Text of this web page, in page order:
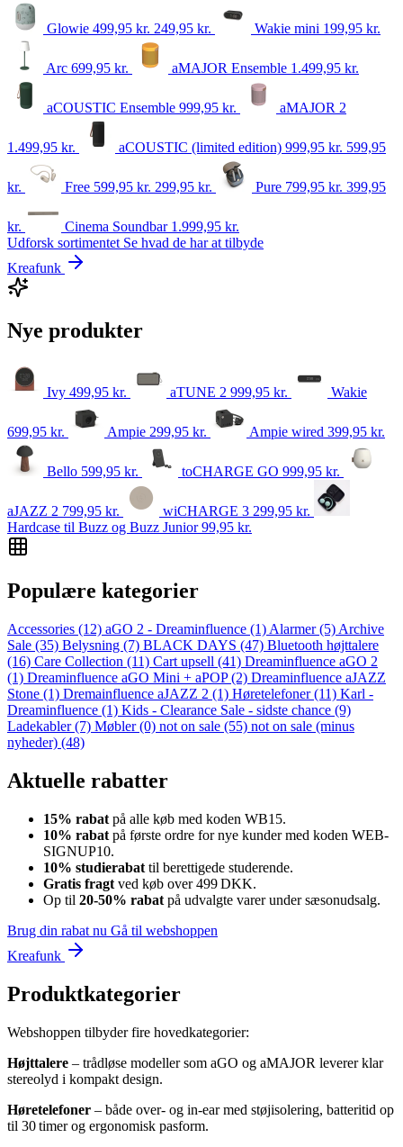
Glowie 499,95 kr. 249,95 kr. Wakie mini 199,95 kr.
Arc 699,95 kr. aMAJOR Ensemble 1.499,95 kr.
aCOUSTIC Ensemble 999,95 kr. aMAJOR 2
1.499,95 kr. aCOUSTIC (limited edition) 999,95 kr. 599,95
kr. Free 599,95 kr. 299,95 kr. Pure 799,95 kr. 399,95
kr. Cinema Soundbar 1.999,95 kr.
Udforsk sortimentet Se hvad de har at tilbyde
Kreafunk
Nye produkter
Ivy 499,95 kr. aTUNE 2 999,95 kr. Wakie
699,95 kr. Ampie 299,95 kr. Ampie wired 399,95 kr.
Bello 599,95 kr. toCHARGE GO 999,95 kr.
aJAZZ 2 799,95 kr. wiCHARGE 3 299,95 kr.
Hardcase til Buzz og Buzz Junior99,95 kr.
Populære kategorier
Accessories (12) aGO 2 - Dreaminfluence (1) Alarmer(5) Archive
Sale (35) Belysning (7) BLACK DAYS (47) Bluetooth højttalere
(16) Care Collection (11) Cart upsell (41) Dreaminfluence aGO 2
(1) Dreaminfluence aGO Mini + aPOP(2) Dreaminfluence aJAZZ
Stone (1) Dremainfluence aJAZZ 2 (1) Høretelefoner(11) Karl -
Dreaminfluence (1) Kids - Clearance Sale - sidste chance (9)
Ladekabler(7) Møbler(0) not on sale (55) not on sale (minus
nyheder) (48)
Aktuelle rabatter
15% rabat på alle køb med koden WB15.
10% rabat på første ordre for nye kunder med koden WEB-
SIGNUP10.
10% studierabat til berettigede studerende.
Gratis fragt ved køb over 499 DKK.
Op til 20‑50% rabat på udvalgte varer under sæsonudsalg.
Brug din rabat nu Gå til webshoppen
Kreafunk
Produktkategorier
Webshoppen tilbyder fire hovedkategorier:
Højttalere – trådløse modeller som aGO og aMAJOR leverer klar
stereolyd i kompakt design.
Høretelefoner – både over‑ og in‑ear med støjisolering, batteritid op
til 30 timer og ergonomisk pasform.